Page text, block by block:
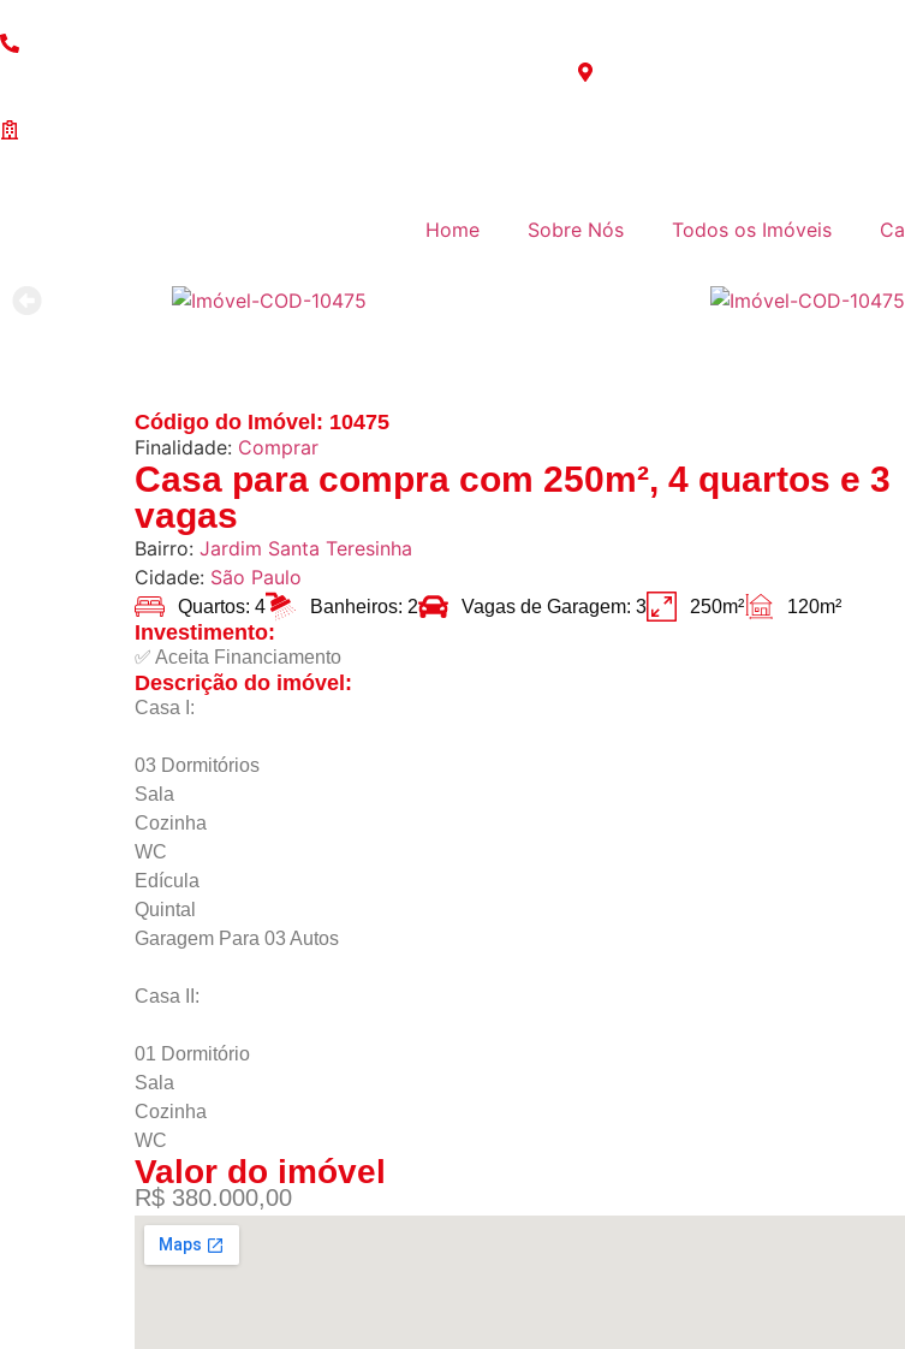
Home Sobre Nós Todos os Imóveis
Código do Imóvel: 10475
Finalidade: Comprar
Casa para compra com 250m², 4 quartos e 3
vagas
Bairro: Jardim Santa Teresinha
Cidade: São Paulo
Quartos: 4 Banheiros: 2 Vagas de Garagem: 3 250m² 120m²
Investimento:
✅ Aceita Financiamento
Descrição do imóvel:
Casa I:
03 Dormitórios
Sala
Cozinha
WC
Edícula
Quintal
Garagem Para 03 Autos
Casa II:
01 Dormitório
Sala
Cozinha
WC
Valor do imóvel
R$ 380.000,00